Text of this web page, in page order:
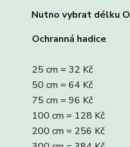
Nutno vybrat délku
Ochranná hadice
25 cm = 32 Kč
50 cm = 64 Kč
75 cm = 96 Kč
100 cm = 128 Kč
200 cm = 256 Kč